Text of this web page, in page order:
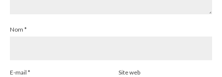
Nom *
E-mail * Site web